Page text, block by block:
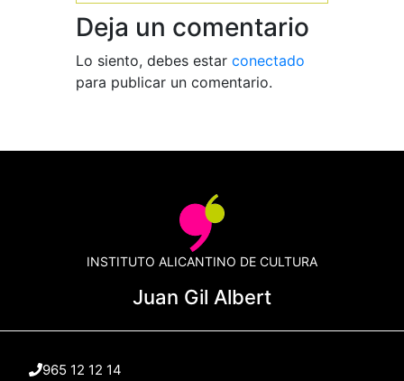
Deja un comentario
Lo siento, debes estar conectado
para publicar un comentario.
INSTITUTO ALICANTINO DE CULTURA
Juan Gil Albert
965 12 12 14